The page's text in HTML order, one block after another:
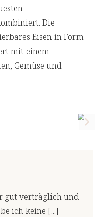
Die
Eisen in Form
mit einem
Gemüse und
gut verträglich und
ich keine [...]